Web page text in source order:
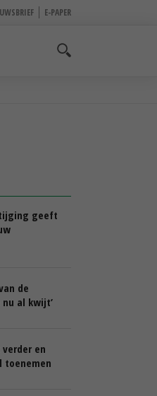
E-PAPER
geeft
de
al kwijt’
en
toenemen